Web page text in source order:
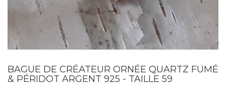
BAGUE DE CRÉATEUR ORNÉE QUARTZ FUMÉ
& PÉRIDOT ARGENT 925 - TAILLE 59